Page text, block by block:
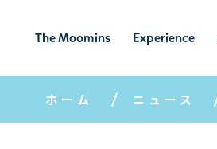
The Moomins
ムーミンの
世界
Experience
ムーミンの世
界を楽しむ
ホーム ニュース